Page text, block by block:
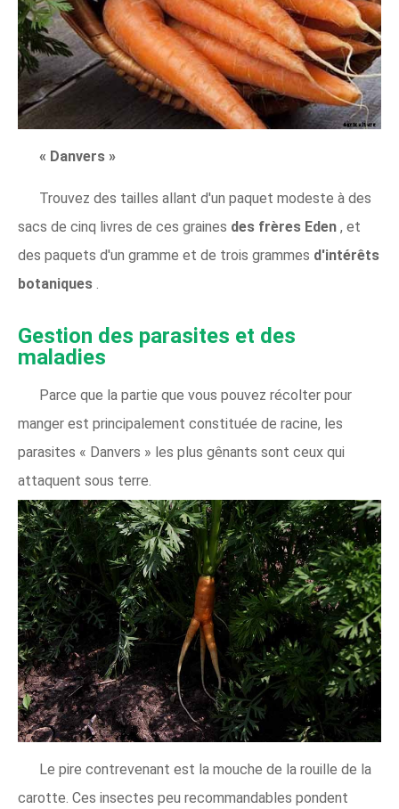
« Danvers »
Trouvez des tailles allant d'un paquet modeste à des
sacs de cinq livres de ces graines des frères Eden , et
des paquets d'un gramme et de trois grammes d'intérêts
botaniques .
Gestion des parasites et des
maladies
Parce que la partie que vous pouvez récolter pour
manger est principalement constituée de racine, les
parasites « Danvers » les plus gênants sont ceux qui
attaquent sous terre.
Le pire contrevenant est la mouche de la rouille de la
carotte. Ces insectes peu recommandables pondent